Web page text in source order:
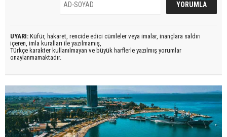
UYARI: Küfür, hakaret, rencide edici cümleler veya imalar, inançlara saldırı
içeren, imla kuralları ile yazılmamış,
Türkçe karakter kullanılmayan ve büyük harflerle yazılmış yorumlar
onaylanmamaktadır.